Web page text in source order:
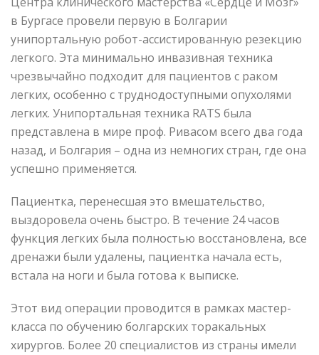
в Бургасе провели первую в Болгарии
унипортальную робот-ассистированную резекцию
легкого. Эта минимально инвазивная техника
чрезвычайно подходит для пациентов с раком
легких, особенно с труднодоступными опухолями
легких. Унипортальная техника RATS была
представлена в мире проф. Ривасом всего два года
назад, и Болгария – одна из немногих стран, где она
успешно применяется.
Пациентка, перенесшая это вмешательство,
выздоровела очень быстро. В течение 24 часов
функция легких была полностью восстановлена, все
дренажи были удалены, пациентка начала есть,
встала на ноги и была готова к выписке.
Этот вид операции проводится в рамках мастер-
класса по обучению болгарских торакальных
хирургов. Более 20 специалистов из страны имели